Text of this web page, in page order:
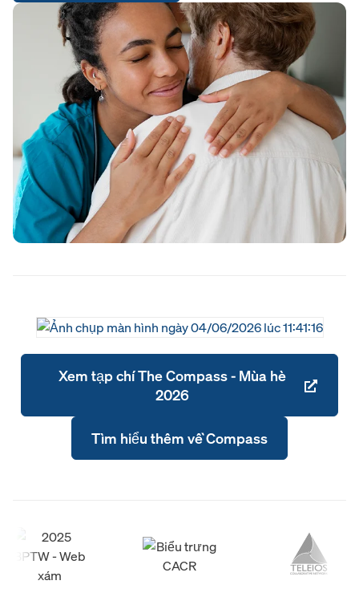
Xem tạp chí The Compass - Mùa hè
2026
Tìm hiểu thêm về Compass